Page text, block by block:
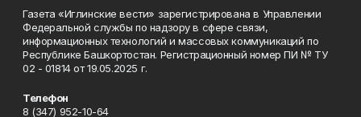
Газета «Иглинские вести» зарегистрирована в Управлении
Федеральной службы по надзору в сфере связи,
информационных технологий и массовых коммуникаций по
Республике Башкортостан. Регистрационный номер ПИ № ТУ
02 - 01814 от 19.05.2025 г.
Телефон
8 (347) 952-10-64